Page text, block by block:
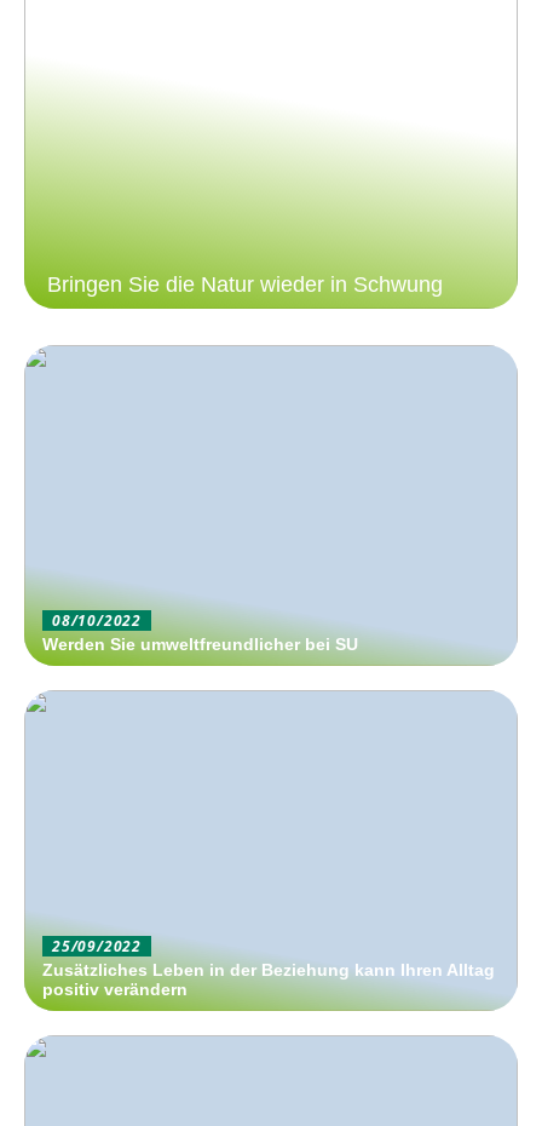
Bringen Sie die Natur wieder in Schwung
08/10/2022
Werden Sie umweltfreundlicher bei SU
25/09/2022
Zusätzliches Leben in der Beziehung kann Ihren Alltag
positiv verändern